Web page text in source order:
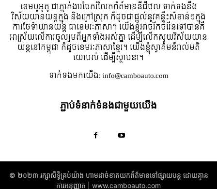
ខេមបូអូតូ ជាភ្នាក់ងារចែករំលែកព័ត៍មានឌីជីថល ទាក់ទងនឹង
វិស័យយានយន្តក្នុង និងក្រៅស្រុក ក៏ដូចជាផ្តល់នូវគន្លឹះសំខាន់ៗក្នុង
ការថែទំាយានយន្ត ជាខេមរៈភាសា។ យើងខ្ញុំអាចរីកចំរើនទៅបានគឺ
អាស្រ័យលើការចូលរួមពីអ្នកទាំងអស់គ្នា ដើម្បីលើកស្ទួយវិស័យយាន
យន្តនៅកម្ពុជា ក៏ដូចខេមរៈភាសាខ្មែរ។ យើងខ្ញុំស្វាគមន៌រាល់មតិ
យោបល់ ដើម្បីស្ថាបនា។
ទាក់ទង​មក​យើង:info@camboauto.com
ភ្ជាប់ទំនាក់ទំនងជាមួយយើង
© ២០២៣ រក្សាសិទ្ធិគ្រប់យ៉ាង​ ហាមដាច់ខាតយកព័ត៌មានទៅផ្សាយបន្ត ដោយគ្មាន
ការអនុញ្ញាត | www.camboauto.com